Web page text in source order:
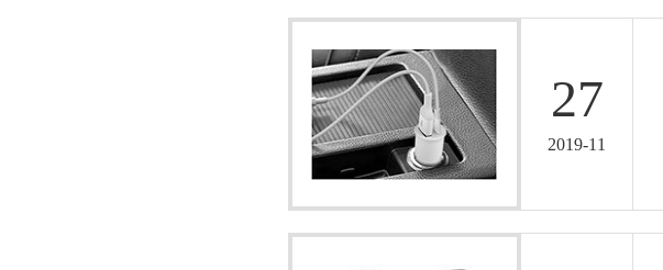
2019-11
27